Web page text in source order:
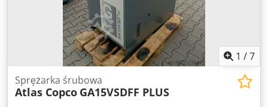
1 /7
Sprężarka śrubowa
Atlas Copco GA15VSDFF PLUS